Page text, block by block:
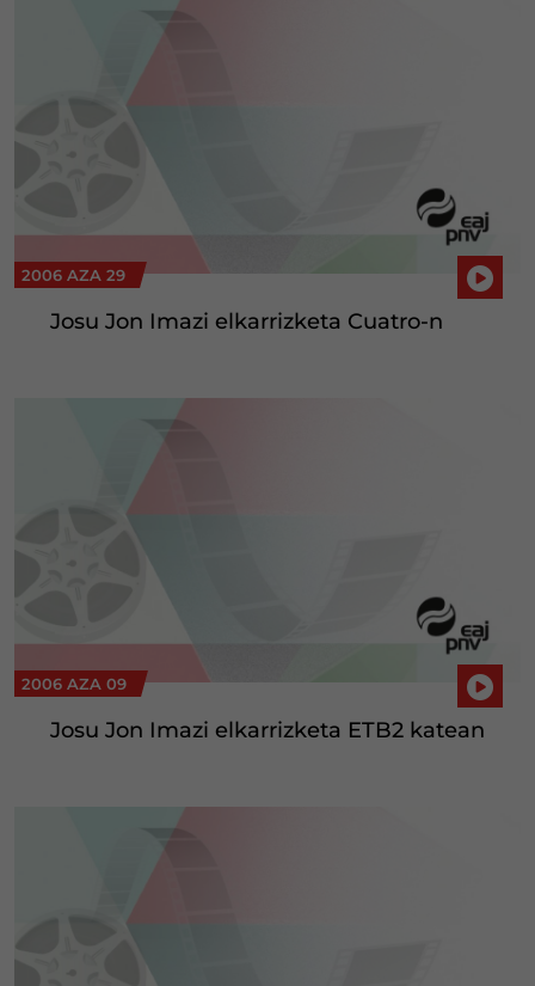
2006 AZA 29
Josu Jon Imazi elkarrizketa Cuatro-n
2006 AZA 09
Josu Jon Imazi elkarrizketa ETB2 katean